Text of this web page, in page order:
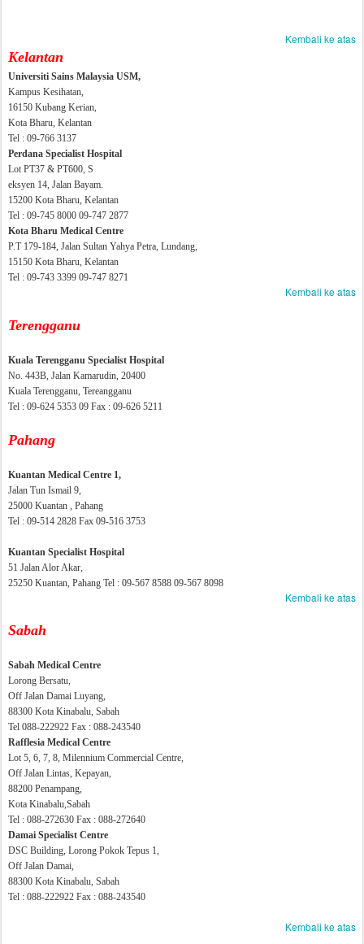
Kembali ke atas
Kelantan
Universiti Sains Malaysia USM,
Kampus Kesihatan,
16150 Kubang Kerian,
Kota Bharu, Kelantan
Tel : 09-766 3137
Perdana Specialist Hospital
Lot PT37 & PT600, S
eksyen 14, Jalan Bayam.
15200 Kota Bharu, Kelantan
Tel : 09-745 8000 09-747 2877
Kota Bharu Medical Centre
P.T 179-184, Jalan Sultan Yahya Petra, Lundang,
15150 Kota Bharu, Kelantan
Tel : 09-743 3399 09-747 8271
Kembali ke atas
Terengganu
Kuala Terengganu Specialist Hospital
No. 443B, Jalan Kamarudin, 20400
Kuala Terengganu, Tereangganu
Tel : 09-624 5353 09 Fax : 09-626 5211
Pahang
Kuantan Medical Centre 1,
Jalan Tun Ismail 9,
25000 Kuantan , Pahang
Tel : 09-514 2828 Fax 09-516 3753
Kuantan Specialist Hospital
51 Jalan Alor Akar,
25250 Kuantan, Pahang Tel : 09-567 8588 09-567 8098
Kembali ke atas
Sabah
Sabah Medical Centre
Lorong Bersatu,
Off Jalan Damai Luyang,
88300 Kota Kinabalu, Sabah
Tel 088-222922 Fax : 088-243540
Rafflesia Medical Centre
Lot 5, 6, 7, 8, Milennium Commercial Centre,
Off Jalan Lintas, Kepayan,
88200 Penampang,
Kota Kinabalu,Sabah
Tel : 088-272630 Fax : 088-272640
Damai Specialist Centre
DSC Building, Lorong Pokok Tepus 1,
Off Jalan Damai,
88300 Kota Kinabalu, Sabah
Tel : 088-222922 Fax : 088-243540
Kembali ke atas